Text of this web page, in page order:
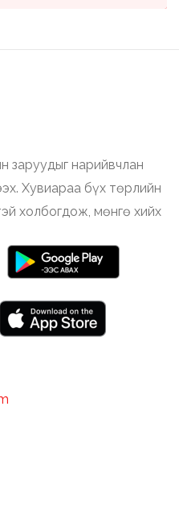
заруудыг нарийвчлан
Хувиараа бүх төрлийн
холбогдож, мөнгө хийх